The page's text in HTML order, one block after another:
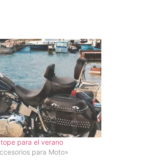
para el verano
para Moto»